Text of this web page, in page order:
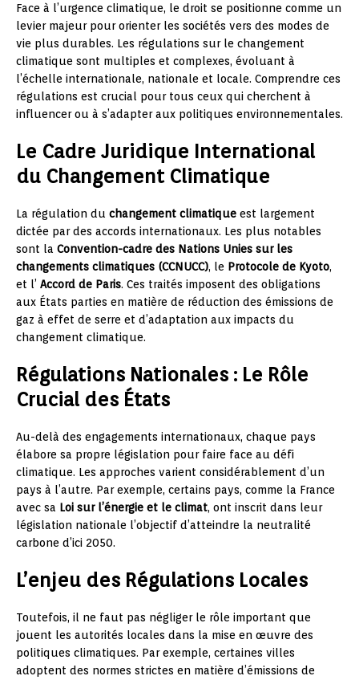
Face à l’urgence climatique, le droit se positionne comme un
levier majeur pour orienter les sociétés vers des modes de
vie plus durables. Les régulations sur le changement
climatique sont multiples et complexes, évoluant à
l’échelle internationale, nationale et locale. Comprendre ces
régulations est crucial pour tous ceux qui cherchent à
influencer ou à s’adapter aux politiques environnementales.
Le Cadre Juridique International
du Changement Climatique
La régulation du changement climatique est largement
dictée par des accords internationaux. Les plus notables
sont la Convention-cadre des Nations Unies sur les
changements climatiques (CCNUCC), le Protocole de Kyoto,
et l’ Accord de Paris. Ces traités imposent des obligations
aux États parties en matière de réduction des émissions de
gaz à effet de serre et d’adaptation aux impacts du
changement climatique.
Régulations Nationales : Le Rôle
Crucial des États
Au-delà des engagements internationaux, chaque pays
élabore sa propre législation pour faire face au défi
climatique. Les approches varient considérablement d’un
pays à l’autre. Par exemple, certains pays, comme la France
avec sa Loi sur l’énergie et le climat, ont inscrit dans leur
législation nationale l’objectif d’atteindre la neutralité
carbone d’ici 2050.
L’enjeu des Régulations Locales
Toutefois, il ne faut pas négliger le rôle important que
jouent les autorités locales dans la mise en œuvre des
politiques climatiques. Par exemple, certaines villes
adoptent des normes strictes en matière d’émissions de